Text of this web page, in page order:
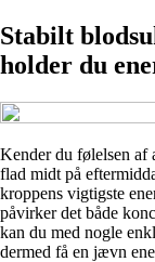
Stabilt
holder du
Kender du følelsen af
flad midt på
kroppens vigtigste
påvirker det både
kan du med nogle
dermed få en jævn